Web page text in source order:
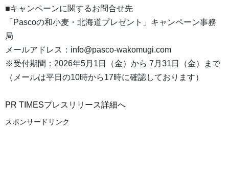
■キャンペーンに関するお問合せ先
「Pascoの和小麦・北海道プレゼント」キャンペーン事務
局
メールアドレス：info@pasco-wakomugi.com
※受付期間：2026年5月1日（金）から 7月31日（金）まで
（メールは平日の10時から17時に確認しております）
PR TIMESプレスリリース詳細へ
スポンサードリンク